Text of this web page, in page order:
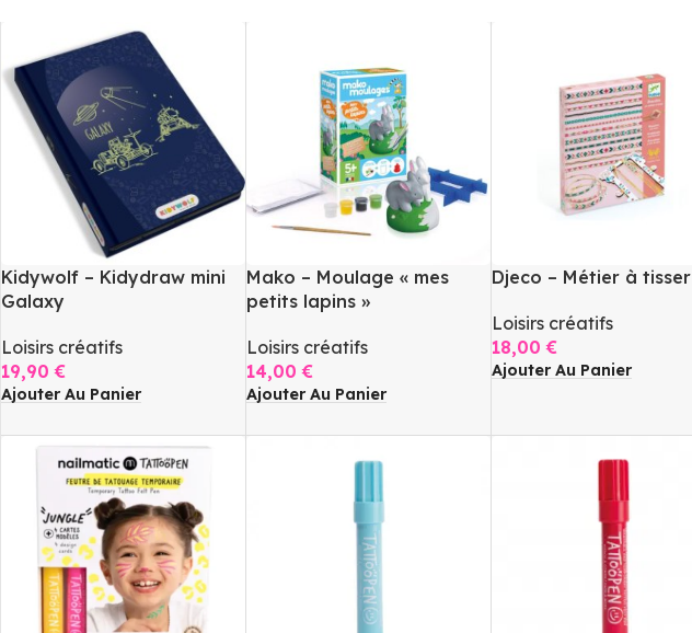
Kidywolf – Kidydraw mini
Galaxy
Loisirs créatifs
19,90€
Ajouter Au Panier
Mako – Moulage « mes
petits lapins »
Loisirs créatifs
14,00€
Ajouter Au Panier
Djeco – Métier à tisser
Loisirs créatifs
18,00€
Ajouter Au Panier